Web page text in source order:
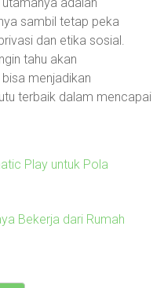
sambil tetap peka
dan etika sosial.
tahu akan
menjadikan
terbaik dalam mencapai
Play untuk Pola
Bekerja dari Rumah